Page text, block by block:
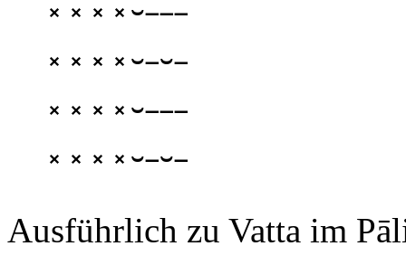
̽ ̽ ̽ ̽ ˘ˉˉˉ
̽ ̽ ̽ ̽ ˘ˉ˘ˉ
̽ ̽ ̽ ̽ ˘ˉˉˉ
̽ ̽ ̽ ̽ ˘ˉ˘ˉ
Ausführlich zu Vatta im